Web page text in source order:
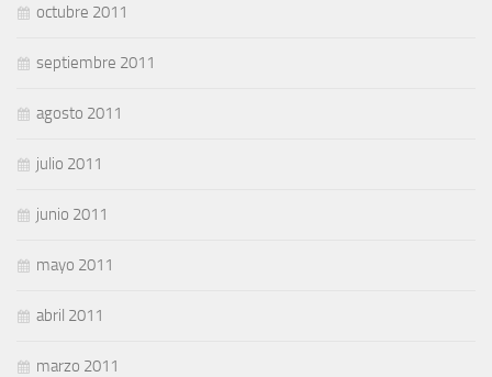
octubre 2011
septiembre 2011
agosto 2011
julio 2011
junio 2011
mayo 2011
abril 2011
marzo 2011